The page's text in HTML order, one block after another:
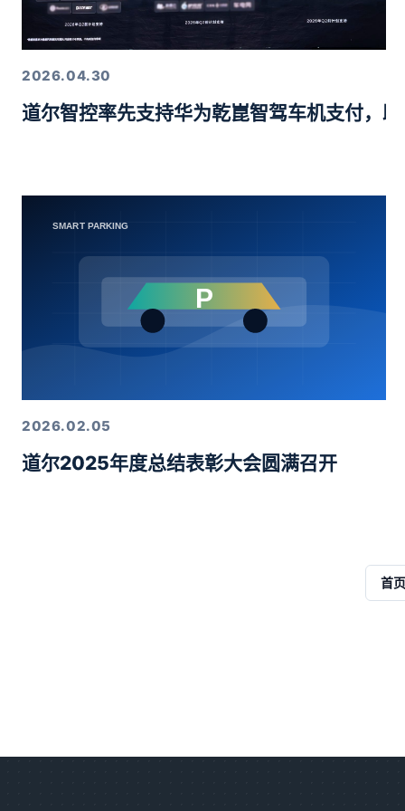
2026.04.30
道尔智控率先支持华为乾崑智驾车机支付，
2026.02.05
道尔2025年度总结表彰大会圆满召开
首页